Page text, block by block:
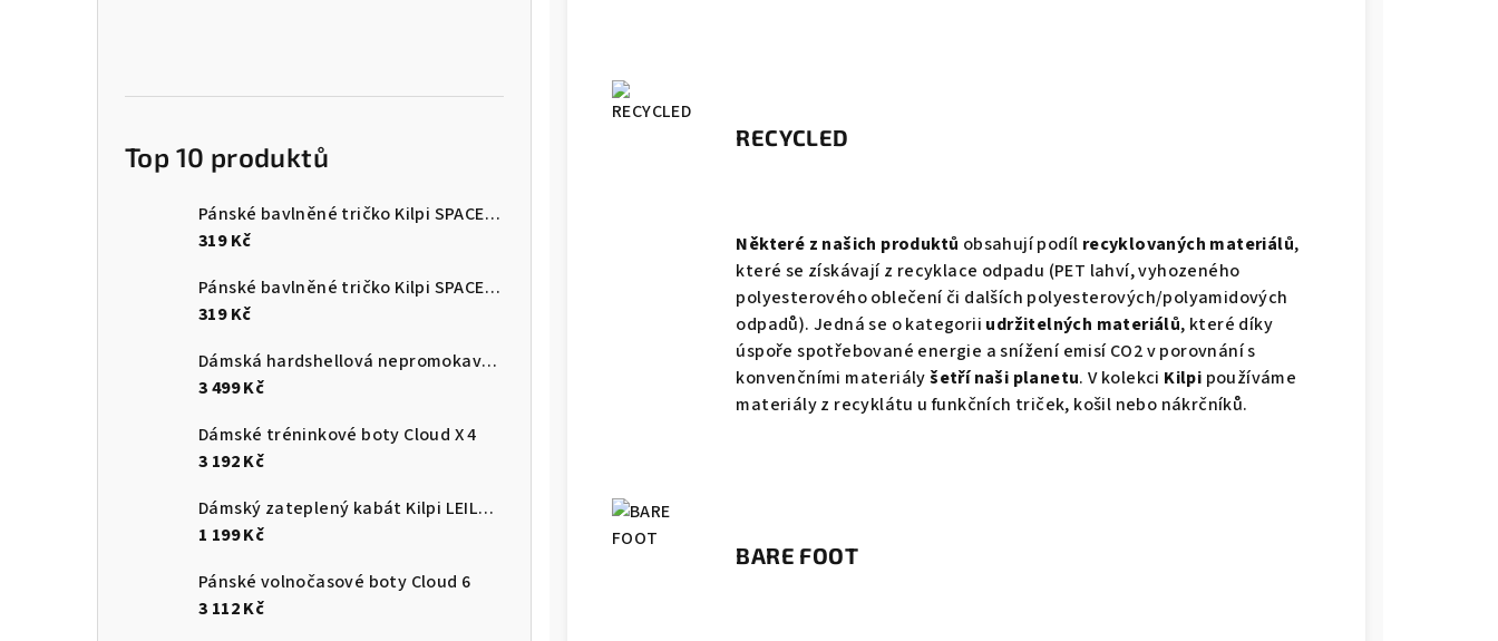
Top 10 produktů
Pánské bavlněné tričko Kilpi SPACER-M
319 Kč
Pánské bavlněné tričko Kilpi SPACER-M
319 Kč
Dámská hardshellová nepromokavá bunda Kilpi MAMBA-W
3 499 Kč
Dámské tréninkové boty Cloud X 4
3 192 Kč
Dámský zateplený kabát Kilpi LEILA-W
1 199 Kč
Pánské volnočasové boty Cloud 6
3 112 Kč
RECYCLED
Některé z našich produktů obsahují podíl recyklovaných materiálů,
které se získávají z recyklace odpadu (PET lahví, vyhozeného
polyesterového oblečení či dalších polyesterových/polyamidových
odpadů). Jedná se o kategorii udržitelných materiálů, které díky
úspoře spotřebované energie a snížení emisí CO2 v porovnání s
konvenčními materiályšetří naši planetu. V kolekci Kilpi používáme
materiály z recyklátu u funkčních triček, košil nebo nákrčníků.
BARE FOOT